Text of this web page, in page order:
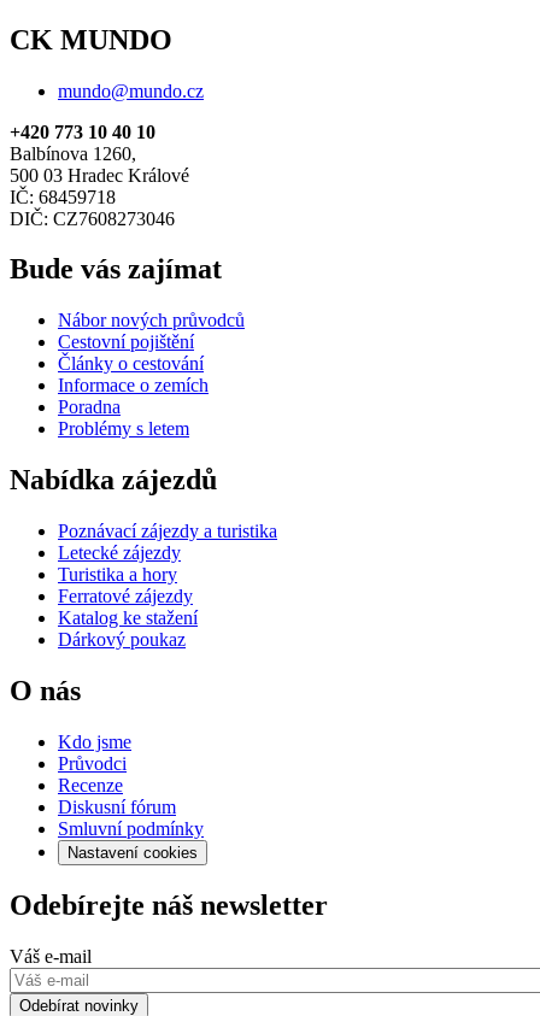
CK MUNDO
mundo@mundo.cz
+420 773 10 40 10
Balbínova 1260,
500 03 Hradec Králové
IČ: 68459718
DIČ: CZ7608273046
Bude vás zajímat
Nábor nových průvodců
Cestovní pojištění
Články o cestování
Informace o zemích
Poradna
Problémy s letem
Nabídka zájezdů
Poznávací zájezdy a turistika
Letecké zájezdy
Turistika a hory
Ferratové zájezdy
Katalog ke stažení
Dárkový poukaz
O nás
Kdo jsme
Průvodci
Recenze
Diskusní fórum
Smluvní podmínky
Nastavení cookies
Odebírejte náš newsletter
Váš e-mail
Odebírat novinky